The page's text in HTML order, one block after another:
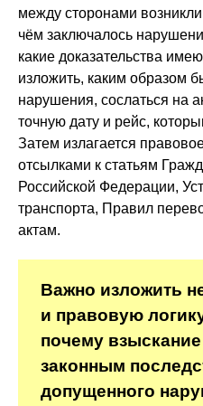
между сторонами
чём заключалось
какие доказательства
изложить, каким образом
нарушения, сослаться на
точную дату и рейс,
Затем излагается
отсылками к статьям
Российской Федерации,
транспорта, Правил
актам.
Важно изложить
и правовую
почему
законным
допущенного